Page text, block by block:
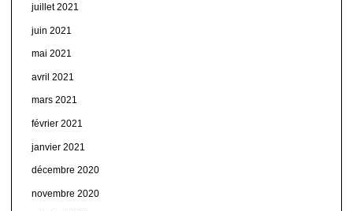
juillet 2021
juin 2021
mai 2021
avril 2021
mars 2021
février 2021
janvier 2021
décembre 2020
novembre 2020